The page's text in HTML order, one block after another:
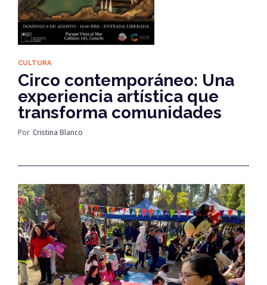
CULTURA
Circo contemporáneo: Una
experiencia artística que
transforma comunidades
Por Cristina Blanco